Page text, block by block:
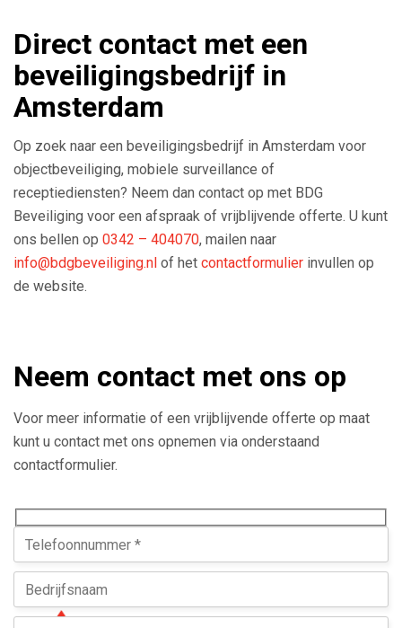
Direct contact met een
beveiligingsbedrijf in
Amsterdam
Op zoek naar een beveiligingsbedrijf in Amsterdam voor
objectbeveiliging, mobiele surveillance of
receptiediensten? Neem dan contact op met BDG
Beveiliging voor een afspraak of vrijblijvende offerte. U kunt
ons bellen op 0342 – 404070, mailen naar
info@bdgbeveiliging.nl of het contactformulier invullen op
de website.
Neem contact met ons op
Voor meer informatie of een vrijblijvende offerte op maat
kunt u contact met ons opnemen via onderstaand
contactformulier.